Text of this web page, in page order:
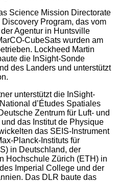
Science Mission Directorate
Program, das vom
Agentur in Huntsville
CubeSats wurden am
Lockheed Martin
die InSight-Sonde
des Landers und unterstützt
unterstützt die InSight-
d’Études Spatiales
Zentrum für Luft- und
das Institut de Physique
das SEIS-Instrument
Planck-Instituts für
in Deutschland, der
Hochschule Zürich (ETH) in
Imperial College und der
Das DLR baute das